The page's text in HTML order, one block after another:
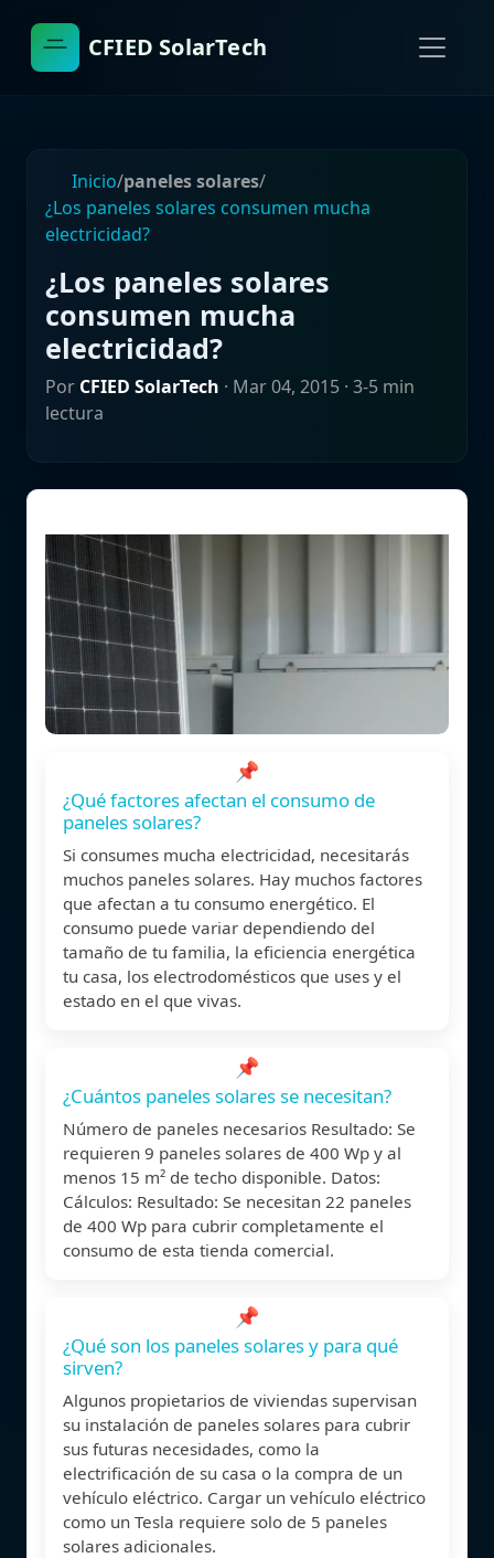
CFIED SolarTech
Inicio/paneles solares/
¿Los paneles solares consumen mucha
electricidad?
¿Los paneles solares
consumen mucha
electricidad?
Por CFIED SolarTech · Mar 04, 2015 · 3-5 min
lectura
📌
¿Qué factores afectan el consumo de
paneles solares?
Si consumes mucha electricidad, necesitarás
muchos paneles solares. Hay muchos factores
que afectan a tu consumo energético. El
consumo puede variar dependiendo del
tamaño de tu familia, la eficiencia energética
tu casa, los electrodomésticos que uses y el
estado en el que vivas.
📌
¿Cuántos paneles solares se necesitan?
Número de paneles necesarios Resultado: Se
requieren 9 paneles solares de 400 Wp y al
menos 15 m² de techo disponible. Datos:
Cálculos: Resultado: Se necesitan 22 paneles
de 400 Wp para cubrir completamente el
consumo de esta tienda comercial.
📌
¿Qué son los paneles solares y para qué
sirven?
Algunos propietarios de viviendas supervisan
su instalación de paneles solares para cubrir
sus futuras necesidades, como la
electrificación de su casa o la compra de un
vehículo eléctrico. Cargar un vehículo eléctrico
como un Tesla requiere solo de 5 paneles
solares adicionales.